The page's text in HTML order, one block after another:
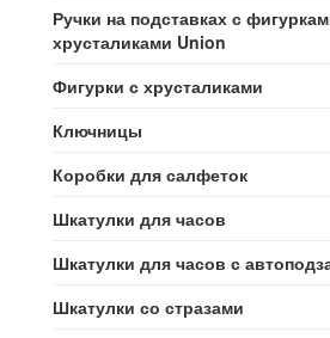
Ручки на подставках с
хрусталиками Union
Фигурки с хрусталиками
Ключницы
Коробки для салфеток
Шкатулки для часов
Шкатулки для часов с
Шкатулки со стразами